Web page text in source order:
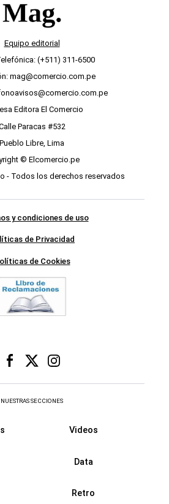
Equipo editorial
(+511) 311-6500
mag@comercio.com.pe
Editora El Comercio
Paracas #532
Pueblo Libre, Lima
© Elcomercio.pe
- Todos los derechos reservados
y condiciones de uso
de Privacidad
de Cookies
NUESTRAS SECCIONES
Videos
Data
Retro